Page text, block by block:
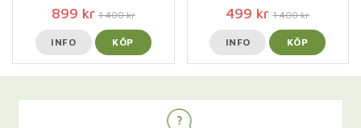
899 kr 1 400 kr
INFO KÖP
499 kr 1 400 kr
INFO KÖP